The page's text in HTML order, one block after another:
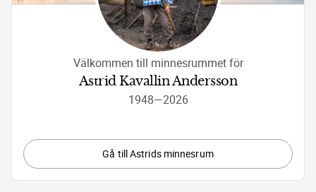
Välkommen till minnesrummet för
Astrid Kavallin Andersson
1948—2026
Gå till Astrids minnesrum